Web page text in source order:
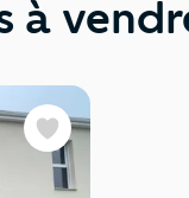
à
Favoris